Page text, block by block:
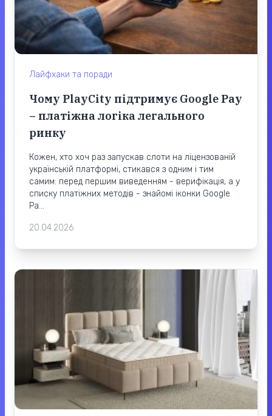
Лайфхаки та поради
Чому PlayCity підтримує Google Pay
– платіжна логіка легального
ринку
Кожен, хто хоч раз запускав слоти на ліцензованій
українській платформі, стикався з одним і тим
самим: перед першим виведенням - верифікація, а у
списку платіжних методів - знайомі іконки Google
Pa...
20.04.2026